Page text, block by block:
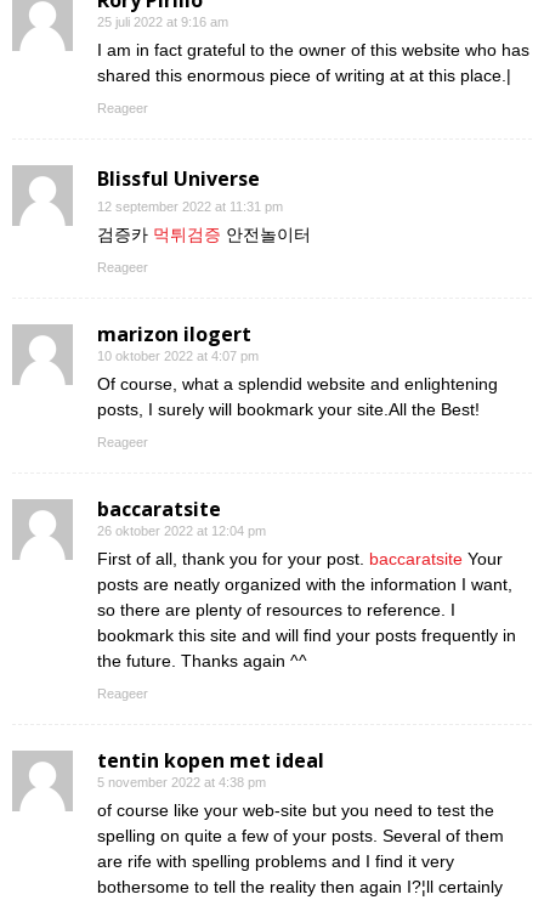
25 juli 2022 at 9:16 am
I am in fact grateful to the owner of this website who has
shared this enormous piece of writing at at this place.|
Reageer
Blissful Universe
12 september 2022 at 11:31 pm
검증카 먹튀검증 안전놀이터
Reageer
marizon ilogert
10 oktober 2022 at 4:07 pm
Of course, what a splendid website and enlightening
posts, I surely will bookmark your site.All the Best!
Reageer
baccaratsite
26 oktober 2022 at 12:04 pm
First of all, thank you for your post. baccaratsite Your
posts are neatly organized with the information I want,
so there are plenty of resources to reference. I
bookmark this site and will find your posts frequently in
the future. Thanks again ^^
Reageer
tentin kopen met ideal
5 november 2022 at 4:38 pm
of course like your web-site but you need to test the
spelling on quite a few of your posts. Several of them
are rife with spelling problems and I find it very
bothersome to tell the reality then again I?¦ll certainly